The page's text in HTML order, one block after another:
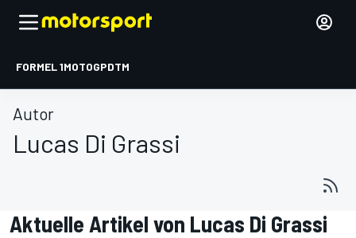
FORMEL 1MOTOGPDTM
Autor
Lucas Di Grassi
Aktuelle Artikel von Lucas Di Grassi